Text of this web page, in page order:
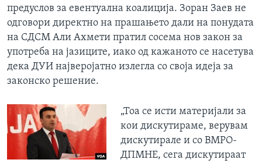
предуслов за евентуална коалиција. Зоран Заев не
одговори директно на прашањето дали на понудата
на СДСМ Али Ахмети пратил сосема нов закон за
употреба на јазиците, иако од кажаното се насетува
дека ДУИ најверојатно излегла со своја идеја за
законско решение.
„Тоа се исти материјали за
кои дискутираме, верувам
дискутирале и со ВМРО-
ДПМНЕ, сега дискутираат